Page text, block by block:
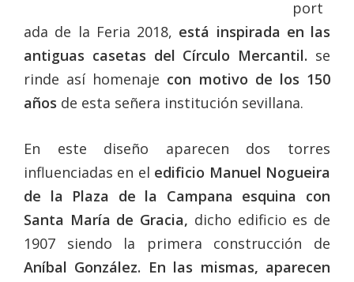
port
ada de la Feria 2018, está inspirada en las
antiguas casetas del Círculo Mercantil. se
rinde así homenaje con motivo de los 150
años de esta señera institución sevillana.
En este diseño aparecen dos torres
influenciadas en el edificio Manuel Nogueira
de la Plaza de la Campana esquina con
Santa María de Gracia, dicho edificio es de
1907 siendo la primera construcción de
Aníbal González. En las mismas, aparecen